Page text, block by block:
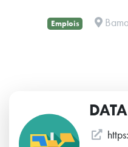
Emplois